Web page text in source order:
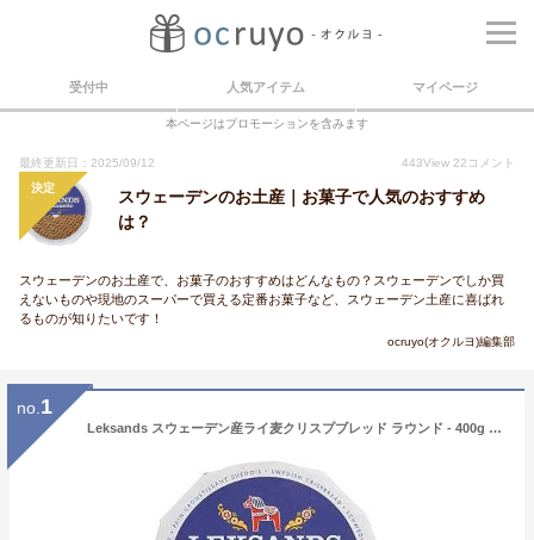
受付中 人気アイテム マイページ
本ページはプロモーションを含みます
最終更新日：2025/09/12 443View 22 コメント
決定
スウェーデンのお土産｜お菓子で人気のおすすめ
は？
スウェーデンのお土産で、お菓子のおすすめはどんなもの？スウェーデンでしか買
えないものや現地のスーパーで買える定番お菓子など、スウェーデン土産に喜ばれ
るものが知りたいです！
ocruyo(オクルヨ)編集部
no. 1
Leksands スウェーデン産ライ麦クリスプブレッド ラウンド - 400g (14 オンス) Swedish Rye Crispbreads Rounds by Leksands - 400g (14 ounce)